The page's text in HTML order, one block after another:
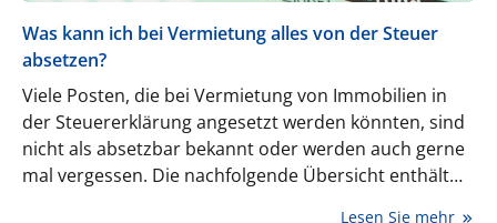
Was kann ich bei Vermietung alles von der Steuer
absetzen?
Viele Posten, die bei Vermietung von Immobilien in
der Steuererklärung angesetzt werden könnten, sind
nicht als absetzbar bekannt oder werden auch gerne
mal vergessen. Die nachfolgende Übersicht enthält
Lesen Sie mehr